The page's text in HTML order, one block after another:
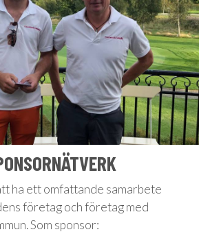
ha ett omfattande samarbete
företag och företag med
Som sponsor: